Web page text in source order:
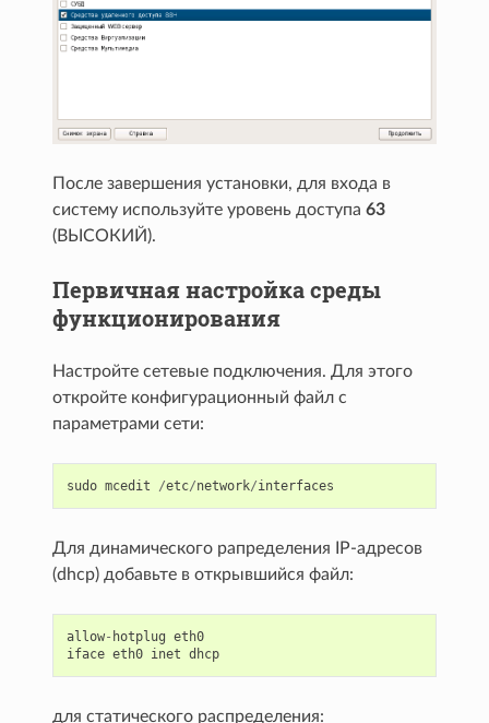
После завершения установки, для входа в
систему используйте уровень доступа63
(ВЫСОКИЙ).
Первичная настройка среды
функционирования
Настройте сетевые подключения. Для этого
откройте конфигурационный файл с
параметрами сети:
sudo mcedit /etc/network/interfaces
Для динамического рапределения IP-адресов
(dhcp) добавьте в открывшийся файл:
allow- hotplug eth0
iface eth0 inet dhcp
для статического распределения: